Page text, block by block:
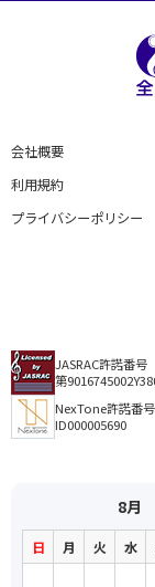
会社概要
利用規約
プライバシーポリシー
JASRAC許諾番号
第
NexTone許諾番号
ID000005690
8月
日 月 火 水